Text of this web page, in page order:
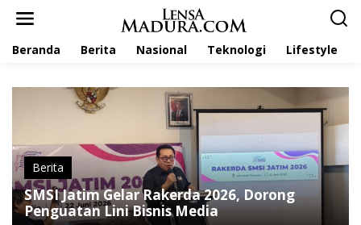
Beranda Berita Nasional Teknologi Lifestyle
Berita
SMSI Jatim Gelar Rakerda 2026, Dorong
Penguatan Lini Bisnis Media